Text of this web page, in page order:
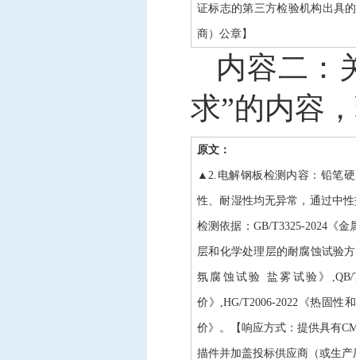
证标志的第三方检验机构出具
商）公章】
内容二：
求”的内容
原文：
▲2.电解钢板检测内容：铅笔
性、耐湿性均无异常，通过中
检测依据：GB/T3325-2024《
层和化学处理层的耐腐蚀试验
氛腐蚀试验 盐雾试验》,QB/
价》,HG/T2006-2022《热固性
价》。【响应方式：提供具有
描件并加盖投标供应商（或生